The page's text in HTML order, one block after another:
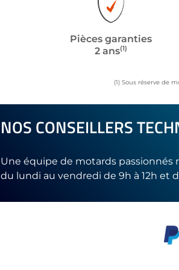
Pièces garanties
2 ans(1)
(1) Sous réserve de
NOS CONSEILLERS
Une équipe de motards passionnés
du lundi au vendredi de 9h à 12h et